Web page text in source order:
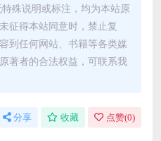
殊说明或标注，均为本站原
征得本站同意时，禁止复
到任何网站、书籍等各类媒
著者的合法权益，可联系我
分享 收藏 点赞(0)